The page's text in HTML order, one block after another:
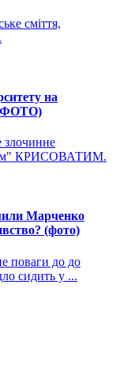
сміття,
на
(ФОТО)
злочинне
КРИСОВАТИМ.
Марченко
(фото)
поваги до до
сидить у ...